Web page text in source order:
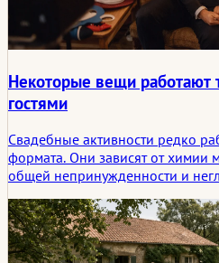
Некоторые вещи работают
гостями
Свадебные активности редко
формата. Они зависят от химии
общей непринужденности и